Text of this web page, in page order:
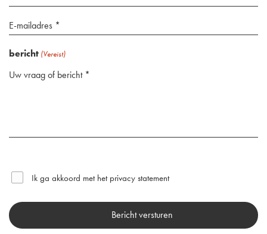
(Vereist)
(Vereist)
email
bericht (Vereist)
(Vereist)Ik ga akkoord met het privacy statement